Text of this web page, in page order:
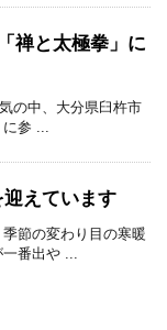
禅と太極拳」に
の中、大分県臼杵市
に参 ...
えています
節の変わり目の寒暖
番出や ...